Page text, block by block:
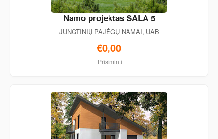
Namo projektas SALA 5
JUNGTINIŲ PAJĖGŲ NAMAI, UAB
€0,00
Prisiminti